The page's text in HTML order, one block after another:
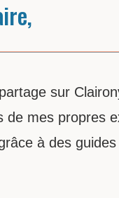
sur
de mes propres
à des